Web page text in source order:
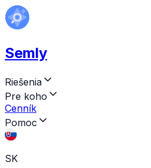
Semly
Riešenia
Pre koho
Cenník
Pomoc
SK